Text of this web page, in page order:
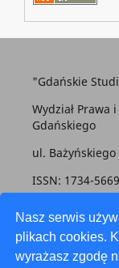
Nasz serwis
plikach cookies.
wyrażasz zgodę
"Gdańskie
Wydział
Gdańskiego
ul.
ISSN: 1734-5669